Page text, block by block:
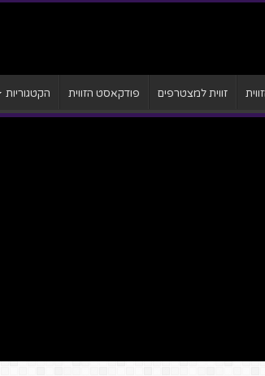
זווית למצטרפים פודקאסט הזווית הקטגוריות